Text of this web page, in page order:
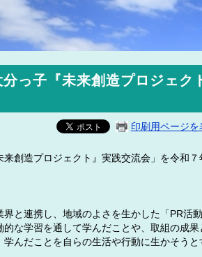
っ子『未来創造プロジェク
印刷用ページを
創造プロジェクト』実践交流会」を令和７
と連携し、地域のよさを生かした「PR活
な学習を通して学んだことや、取組の成
んだことを自らの生活や行動に生かそうと